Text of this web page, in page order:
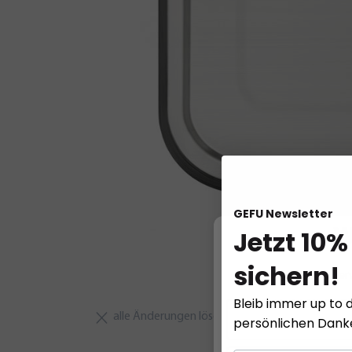
alle Änderungen löschen
Diese Website
GEFU Newsletter
Jetzt
sichern!
Bleib immer up to
persönlichen